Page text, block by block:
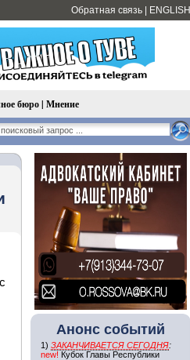
Обратная связь ENGLISH
бюро| Мнение
Анонс событий
1) ЗАКАНЧИВАЕТСЯ СЕГОДНЯ:
new! Кубок Главы Республики